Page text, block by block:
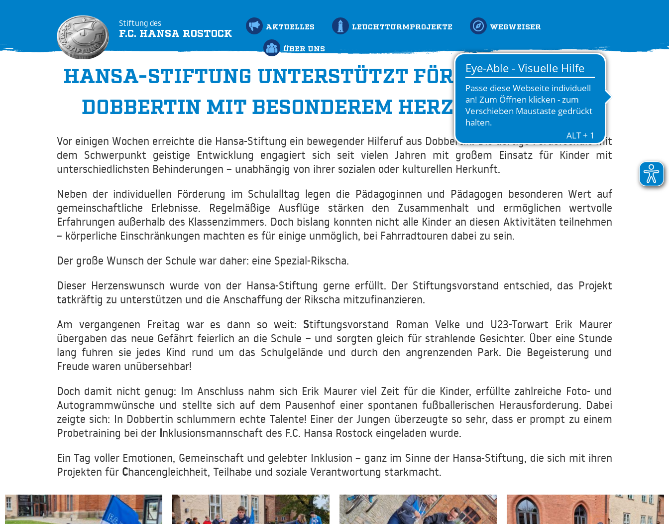
Stiftung des
F.C. HANSA ROSTOCK AKTUELLES LEUCHTTURMPROJEKTE WEGWEISER
ÜBER UNS
HANSA-STIFTUNG UNTERSTÜTZT FÖRDERSCHULE IN
DOBBERTIN MIT BESONDEREM HERZENSPROJEKT
Vor einigen Wochen erreichte die Hansa-Stiftung ein bewegender Hilferuf aus Dobbertin. Die dortige Förderschule mit
dem Schwerpunkt geistige Entwicklung engagiert sich seit vielen Jahren mit großem Einsatz für Kinder mit
unterschiedlichsten Behinderungen – unabhängig von ihrer sozialen oder kulturellen Herkunft.
Neben der individuellen Förderung im Schulalltag legen die Pädagoginnen und Pädagogen besonderen Wert auf
gemeinschaftliche Erlebnisse. Regelmäßige Ausflüge stärken den Zusammenhalt und ermöglichen wertvolle
Erfahrungen außerhalb des Klassenzimmers. Doch bislang konnten nicht alle Kinder an diesen Aktivitäten teilnehmen
– körperliche Einschränkungen machten es für einige unmöglich, bei Fahrradtouren dabei zu sein.
Der große Wunsch der Schule war daher: eine Spezial-Rikscha.
Dieser Herzenswunsch wurde von der Hansa-Stiftung gerne erfüllt. Der Stiftungsvorstand entschied, das Projekt
tatkräftig zu unterstützen und die Anschaffung der Rikscha mitzufinanzieren.
Am vergangenen Freitag war es dann so weit: Stiftungsvorstand Roman Velke und U23-Torwart Erik Maurer
übergaben das neue Gefährt feierlich an die Schule – und sorgten gleich für strahlende Gesichter. Über eine Stunde
lang fuhren sie jedes Kind rund um das Schulgelände und durch den angrenzenden Park. Die Begeisterung und
Freude waren unübersehbar!
Doch damit nicht genug: Im Anschluss nahm sich Erik Maurer viel Zeit für die Kinder, erfüllte zahlreiche Foto- und
Autogrammwünsche und stellte sich auf dem Pausenhof einer spontanen fußballerischen Herausforderung. Dabei
zeigte sich: In Dobbertin schlummern echte Talente! Einer der Jungen überzeugte so sehr, dass er prompt zu einem
Probetraining bei der Inklusionsmannschaft des F.C. Hansa Rostock eingeladen wurde.
Ein Tag voller Emotionen, Gemeinschaft und gelebter Inklusion – ganz im Sinne der Hansa-Stiftung, die sich mit ihren
Projekten für Chancengleichheit, Teilhabe und soziale Verantwortung starkmacht.